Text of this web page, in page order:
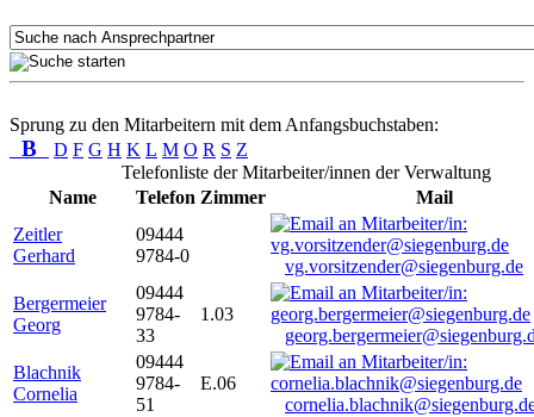
Sprung zu den Mitarbeitern mit dem Anfangsbuchstaben:
B D F G H K L M O R S Z
Telefonliste der Mitarbeiter/innen der Verwaltung
Name
Telefon Zimmer
Mail
Zeitler
Gerhard
09444
9784-0
vg.vorsitzender@siegenburg.de
Bergermeier
Georg
09444
9784-
33
1.03
Blachnik
Cornelia
09444
9784-
51
E.06